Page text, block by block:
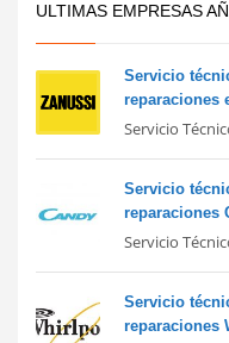
ULTIMAS EMPRESAS
Servicio
reparaciones
Servicio
Servicio
reparaciones
Servicio
Servicio
reparaciones